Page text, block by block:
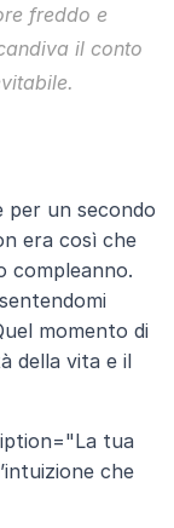
freddo e
il conto
per un secondo
era così che
compleanno.
momento di
della vita e il
tua
che